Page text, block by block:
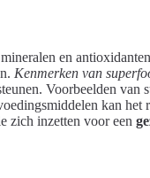
en
Kenmerken van
Voorbeelden van
kan het
zich inzetten voor een